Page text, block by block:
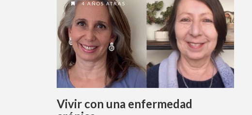
4 AÑOS ATRAS
Vivir con una enfermedad